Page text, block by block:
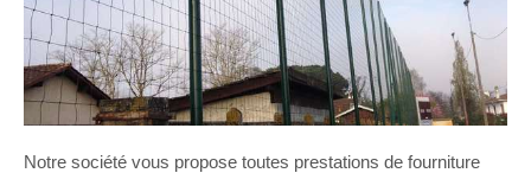
Notre société vous propose toutes prestations de fourniture